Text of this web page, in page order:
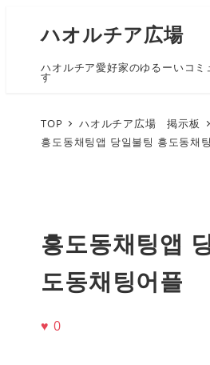
ハオルチア広場
ハオルチア愛好家のゆるーいコミ
す
TOP ハオルチア広場 掲示板
흥도동채팅앱 당일불팅 흥도동채
흥도동채팅앱
도동채팅어플
♥ 0